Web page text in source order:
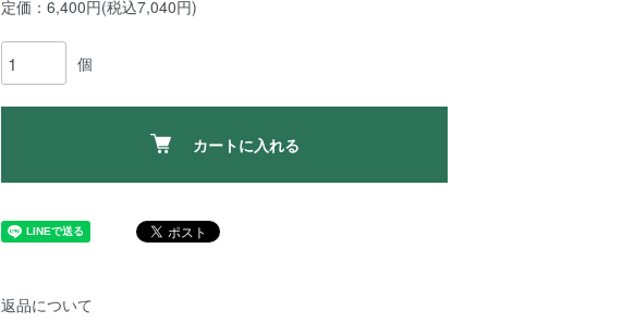
定価：6,400円(税込7,040円)
個
カートに入れる
返品について